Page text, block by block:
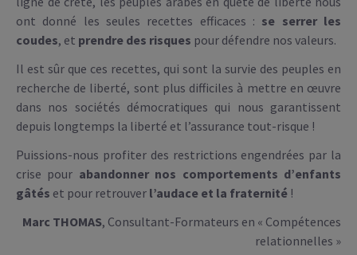
ont donné les seules recettes efficaces : se serrer les
coudes, et prendre des risques pour défendre nos valeurs.
Il est sûr que ces recettes, qui sont la survie des peuples en
recherche de liberté, sont plus difficiles à mettre en œuvre
dans nos sociétés démocratiques qui nous garantissent
depuis longtemps la liberté et l’assurance tout-risque !
Puissions-nous profiter des restrictions engendrées par la
crise pour abandonner nos comportements d’enfants
gâtés et pour retrouver l’audace et la fraternité !
Marc THOMAS, Consultant-Formateurs en « Compétences
relationnelles »